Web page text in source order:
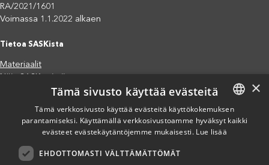
RA/2021/1601
Voimassa 1.1.2022 alkaen
Tietoa SASKista
Materiaalit
Jäsenjärjestöt
Saavutettavuusseloste
Tietosuojaseloste
Eettiset periaatteet (pdf)
FINNISH
×
Tämä sivusto käyttää evästeitä
Tämä verkkosivusto käyttää evästeitä käyttökokemuksen
parantamiseksi. Käyttämällä verkkosivustoamme hyväksyt kaikki
evästeet evästekäytäntöjemme mukaisesti. Lue lisää
EHDOTTOMASTI VÄLTTÄMÄTTÖMÄT